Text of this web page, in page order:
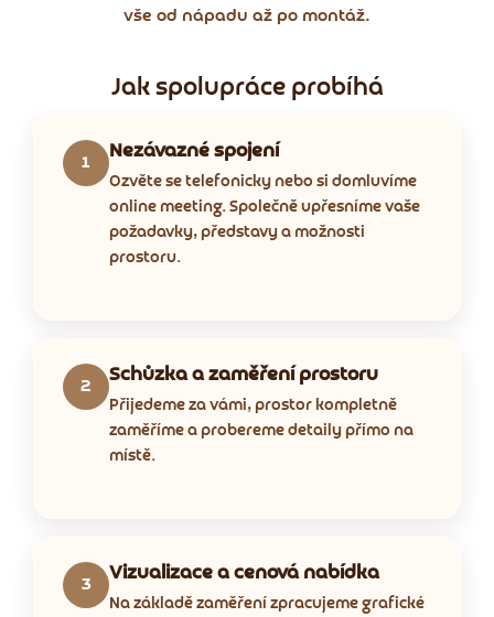
vše od nápadu až po montáž.
Jak spolupráce probíhá
1
Nezávazné spojení
Ozvěte se telefonicky nebo si domluvíme
online meeting. Společně upřesníme vaše
požadavky, představy a možnosti
prostoru.
2
Schůzka a zaměření prostoru
Přijedeme za vámi, prostor kompletně
zaměříme a probereme detaily přímo na
místě.
3
Vizualizace a cenová nabídka
Na základě zaměření zpracujeme grafické